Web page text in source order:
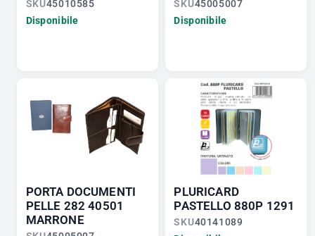
SKU45010585
Disponibile
SKU45005007
Disponibile
PORTA DOCUMENTI
PELLE 282 40501
MARRONE
PLURICARD
PASTELLO 880P 1291
SKU40141089